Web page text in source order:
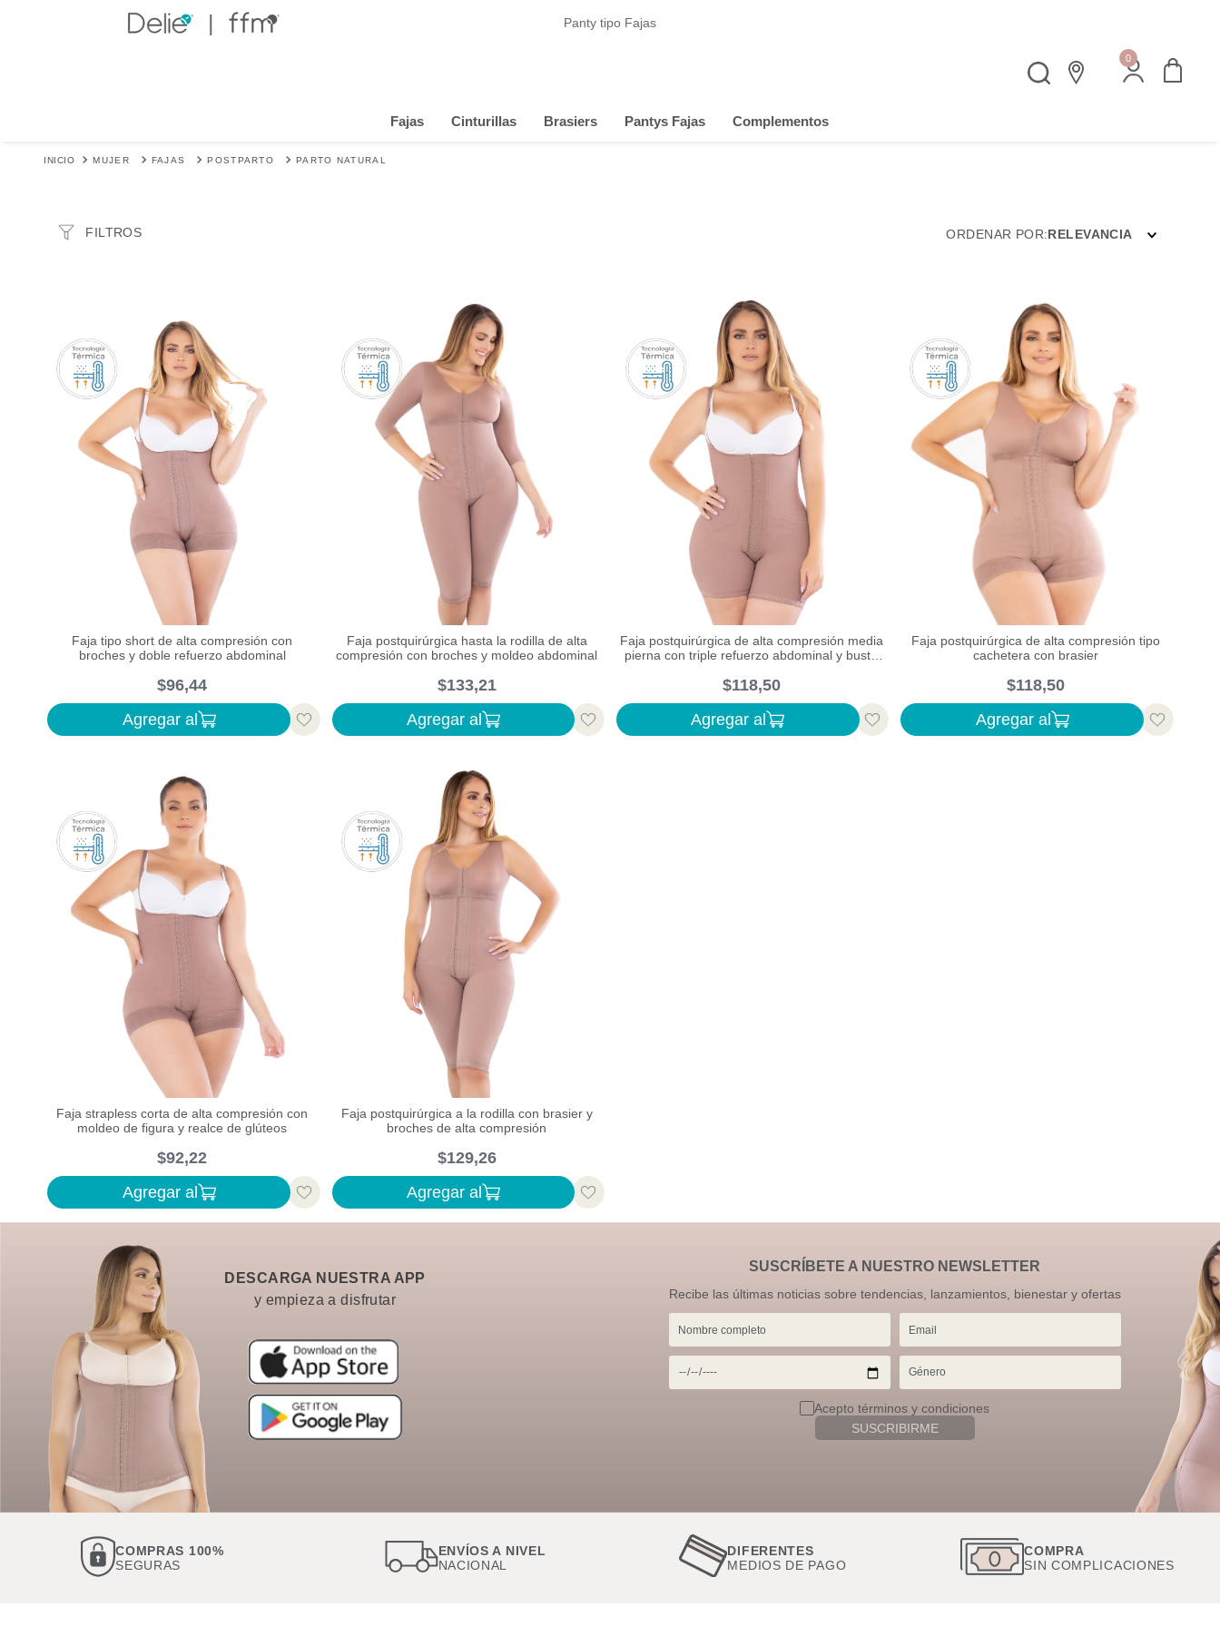
Panty tipo Fajas
0
Fajas Cinturillas Brasiers Pantys Fajas Complementos
MUJER FAJAS POSTPARTO PARTO NATURAL
MECANISMOS DE AJUSTE
ZONA DE MOLDEO
Abdominal
Brazos
Busto
Piernas
Glúteos
RANGOS DE PRECIO
ORDENAR POR RELEVANCIA
Faja tipo short de alta compresión con
broches y doble refuerzo abdominal
$96,44
Agregar al
Faja postquirúrgica hasta la rodilla de alta
compresión con broches y moldeo abdominal
$133,21
Agregar al
Faja postquirúrgica de alta compresión media
pierna con triple refuerzo abdominal y busto
$118,50
Agregar al
Faja postquirúrgica de alta compresión tipo
cachetera con brasier
$118,50
Agregar al
Faja strapless corta de alta compresión con
moldeo de figura y realce de glúteos
$92,22
Agregar al
Faja postquirúrgica a la rodilla con brasier y
broches de alta compresión
$129,26
Agregar al
DESCARGA NUESTRA APP
y empieza a disfrutar
SUSCRÍBETE A NUESTRO NEWSLETTER
Recibe las últimas noticias sobre tendencias, lanzamientos, bienestar y ofertas
Acepto términos y condiciones
SUSCRIBIRME
COMPRAS 100%
SEGURAS
ENVÍOS A NIVEL
NACIONAL
DIFERENTES
MEDIOS DE PAGO
COMPRA
SIN COMPLICACIONES